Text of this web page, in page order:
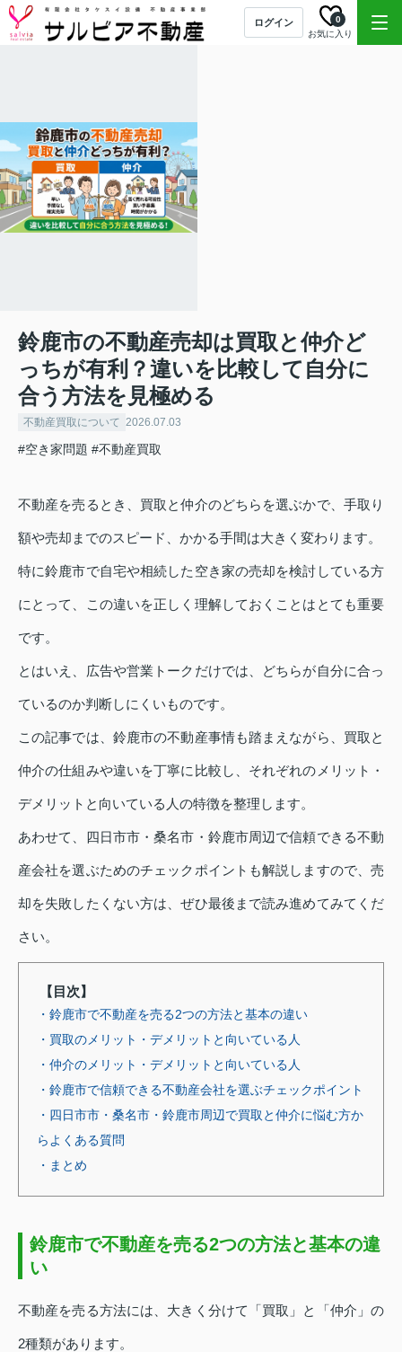
ログイン
お気に入り
0
鈴鹿市の不動産売却は買取と仲介ど
っちが有利？違いを比較して自分に
合う方法を見極める
不動産買取について 2026.07.03
#空き家問題 #不動産買取
不動産を売るとき、買取と仲介のどちらを選ぶかで、手取り
額や売却までのスピード、かかる手間は大きく変わります。
特に鈴鹿市で自宅や相続した空き家の売却を検討している方
にとって、この違いを正しく理解しておくことはとても重要
です。
とはいえ、広告や営業トークだけでは、どちらが自分に合っ
ているのか判断しにくいものです。
この記事では、鈴鹿市の不動産事情も踏まえながら、買取と
仲介の仕組みや違いを丁寧に比較し、それぞれのメリット・
デメリットと向いている人の特徴を整理します。
あわせて、四日市市・桑名市・鈴鹿市周辺で信頼できる不動
産会社を選ぶためのチェックポイントも解説しますので、売
却を失敗したくない方は、ぜひ最後まで読み進めてみてくだ
さい。
【目次】
・鈴鹿市で不動産を売る2つの方法と基本の違い
・買取のメリット・デメリットと向いている人
・仲介のメリット・デメリットと向いている人
・鈴鹿市で信頼できる不動産会社を選ぶチェックポイント
・四日市市・桑名市・鈴鹿市周辺で買取と仲介に悩む方か
らよくある質問
・まとめ
鈴鹿市で不動産を売る2つの方法と基本の違
い
不動産を売る方法には、大きく分けて「買取」と「仲介」の
2種類があります。